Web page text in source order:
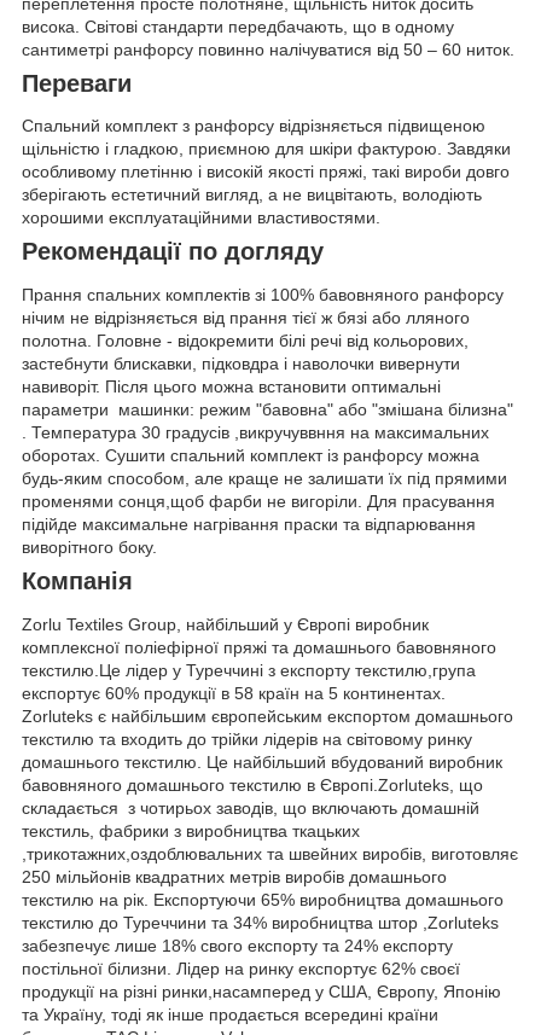
висока. Світові стандарти передбачають, що в одному
сантиметрі ранфорсу повинно налічуватися від 50 – 60 ниток.
Переваги
Спальний комплект з ранфорсу відрізняється підвищеною
щільністю і гладкою, приємною для шкіри фактурою. Завдяки
особливому плетінню і високій якості пряжі, такі вироби довго
зберігають естетичний вигляд, а не вицвітають, володіють
хорошими експлуатаційними властивостями.
Рекомендації по догляду
Прання спальних комплектів зі 100% бавовняного ранфорсу
нічим не відрізняється від прання тієї ж бязі або лляного
полотна. Головне - відокремити білі речі від кольорових,
застебнути блискавки, підковдра і наволочки вивернути
навиворіт. Після цього можна встановити оптимальні
параметри машинки: режим "бавовна" або "змішана білизна"
. Температура 30 градусів ,викручуввння на максимальних
оборотах. Сушити спальний комплект із ранфорсу можна
будь-яким способом, але краще не залишати їх під прямими
променями сонця,щоб фарби не вигоріли. Для прасування
підійде максимальне нагрівання праски та відпарювання
виворітного боку.
Компанія
Zorlu Textiles Group, найбільший у Європі виробник
комплексної поліефірної пряжі та домашнього бавовняного
текстилю.Це лідер у Туреччині з експорту текстилю,група
експортує 60% продукції в 58 країн на 5 континентах.
Zorluteks є найбільшим європейським експортом домашнього
текстилю та входить до трійки лідерів на світовому ринку
домашнього текстилю. Це найбільший вбудований виробник
бавовняного домашнього текстилю в Європі.Zorluteks, що
складається з чотирьох заводів, що включають домашній
текстиль, фабрики з виробництва ткацьких
,трикотажних,оздоблювальних та швейних виробів, виготовляє
250 мільйонів квадратних метрів виробів домашнього
текстилю на рік. Експортуючи 65% виробництва домашнього
текстилю до Туреччини та 34% виробництва штор ,Zorluteks
забезпечує лише 18% свого експорту та 24% експорту
постільної білизни. Лідер на ринку експортує 62% своєї
продукції на різні ринки,насамперед у США, Європу, Японію
та Україну, тоді як інше продається всередині країни